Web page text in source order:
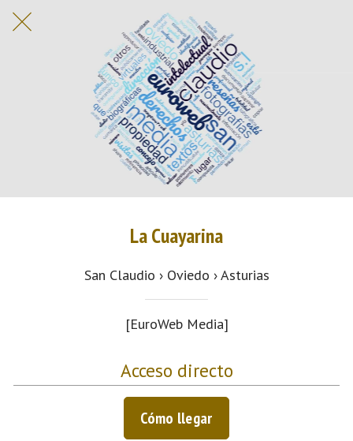
La Cuayarina
San Claudio › Oviedo › Asturias
[EuroWeb Media]
Acceso directo
Cómo llegar